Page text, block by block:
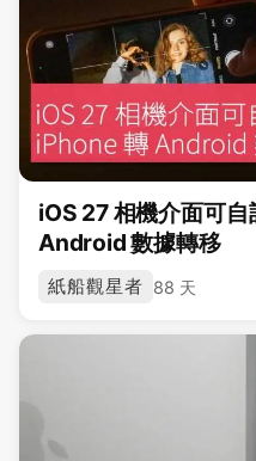
iOS 27 相機介面可
Android 數據轉移
紙船觀星者 88 天